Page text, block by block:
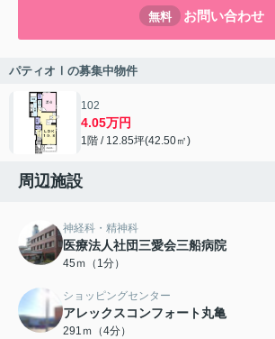
無料 お問い合わせ
パティオⅠの募集中物件
102
4.05万円
1階 / 12.85坪(42.50㎡)
周辺施設
神経科・精神科
医療法人社団三愛会三船病院
45ｍ（1分）
ショッピングセンター
アレックスコンフォート丸亀
291ｍ（4分）